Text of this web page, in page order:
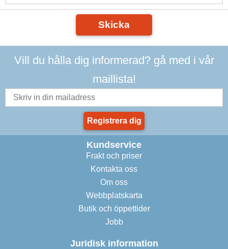
Skicka
Vill du hålla dig informerad? gå med i vår
maillista!
Registrera dig
Kundservice
Frakt och priser
Kontakta oss
Om oss
Webbplatskarta
Butik och öppettider
Jobb
Juridisk information